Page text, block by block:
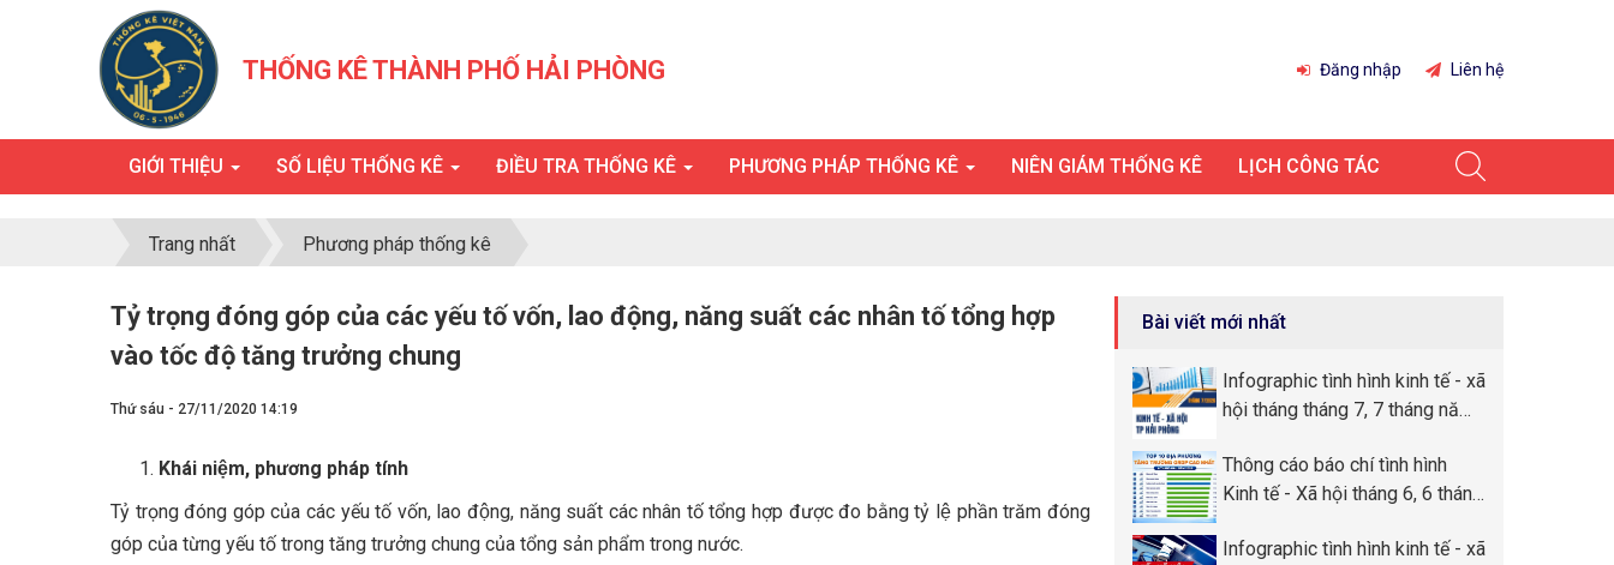
THỐNG KÊ THÀNH PHỐ HẢI PHÒNG Đăng nhập Liên hệ
GIỚI THIỆU SỐ LIỆU THỐNG KÊ ĐIỀU TRA THỐNG KÊ PHƯƠNG PHÁP THỐNG KÊ NIÊN GIÁM THỐNG KÊ LỊCH CÔNG TÁC
Trang nhất Phương pháp thống kê
Tỷ trọng đóng góp của các yếu tố vốn, lao động, năng suất các nhân tố tổng hợp
vào tốc độ tăng trưởng chung
Thứ sáu - 27/11/2020 14:19
Khái niệm, phương pháp tính
Tỷ trọng đóng góp của các yếu tố vốn, lao động, năng suất các nhân tố tổng hợp được đo bằng tỷ lệ phần trăm đóng
góp của từng yếu tố trong tăng trưởng chung của tổng sản phẩm trong nước.
Bài viết mới nhất
Infographic tình hình kinh tế - xã
hội tháng tháng 7, 7 tháng năm
Thông cáo báo chí tình hình
Kinh tế - Xã hội tháng 6, 6 tháng
Phòng
Infographic tình hình kinh tế - xã